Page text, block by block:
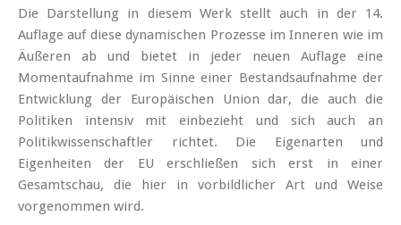
Die Darstellung in diesem Werk stellt auch in der 14.
Auflage auf diese dynamischen Prozesse im Inneren wie im
Äußeren ab und bietet in jeder neuen Auflage eine
Momentaufnahme im Sinne einer Bestandsaufnahme der
Entwicklung der Europäischen Union dar, die auch die
Politiken intensiv mit einbezieht und sich auch an
Politikwissenschaftler richtet. Die Eigenarten und
Eigenheiten der EU erschließen sich erst in einer
Gesamtschau, die hier in vorbildlicher Art und Weise
vorgenommen wird.